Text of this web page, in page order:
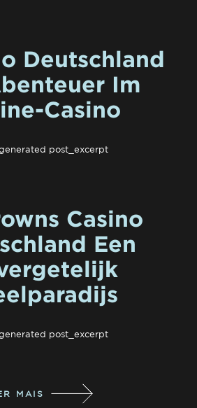
Deutschland
Im
Casino
post_excerpt
Casino
Een
post_excerpt
MAIS